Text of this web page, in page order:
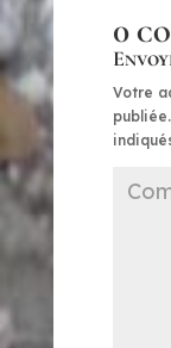
0
Votre
publiée.